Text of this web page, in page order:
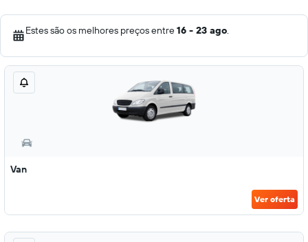
Estes são os melhores preços entre16 - 23 ago.
Van
Ver oferta